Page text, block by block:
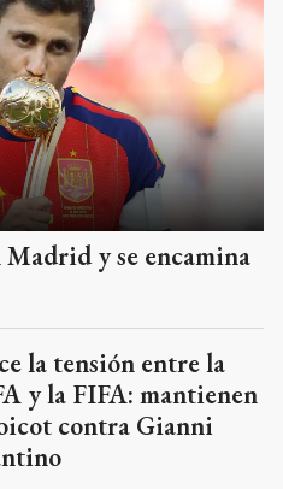
y se encamina
la tensión entre la
y la FIFA: mantienen
contra Gianni